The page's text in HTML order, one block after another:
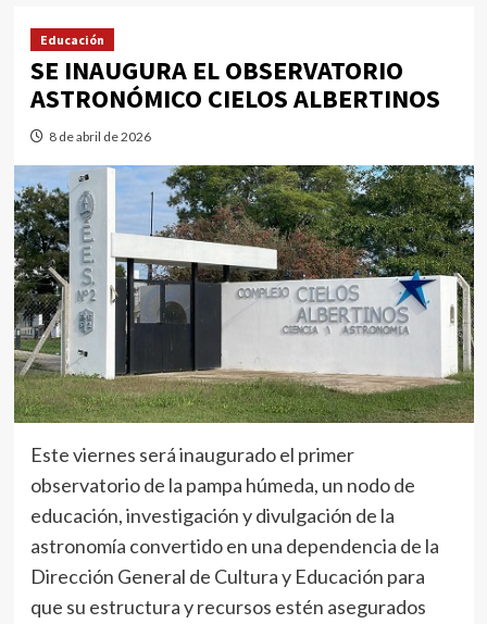
Educación
SE INAUGURA EL OBSERVATORIO
ASTRONÓMICO CIELOS ALBERTINOS
8 de abril de 2026
Este viernes será inaugurado el primer
observatorio de la pampa húmeda, un nodo de
educación, investigación y divulgación de la
astronomía convertido en una dependencia de la
Dirección General de Cultura y Educación para
que su estructura y recursos estén asegurados